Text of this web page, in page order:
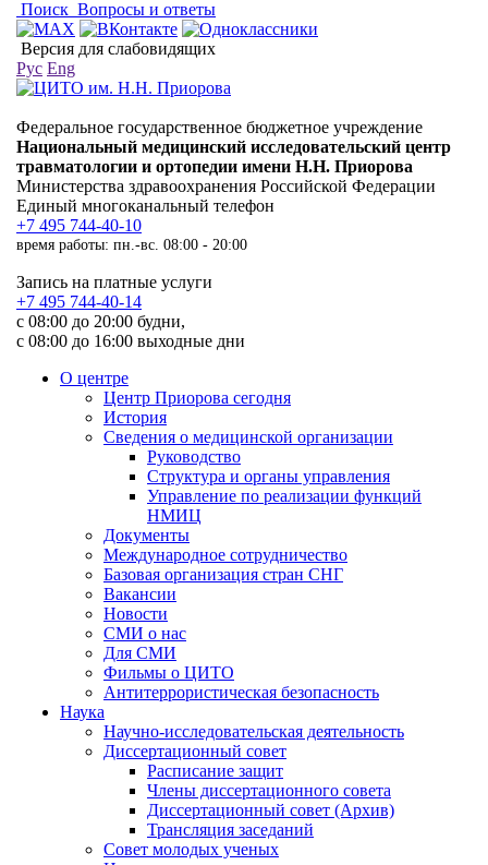
Поиск Вопросы и ответы
Версия для слабовидящих
Рус Eng
Федеральное государственное бюджетное учреждение
Национальный медицинский исследовательский центр
травматологии и ортопедии имени Н.Н. Приорова
Министерства здравоохранения Российской Федерации
Единый многоканальный телефон
+7 495 744-40-10
время работы: пн.-вс. 08:00 - 20:00
Запись на платные услуги
+7 495 744-40-14
с 08:00 до 20:00 будни,
с 08:00 до 16:00 выходные дни
О центре
Центр Приорова сегодня
История
Сведения о медицинской организации
Руководство
Структура и органы управления
Управление по реализации функций
НМИЦ
Документы
Международное сотрудничество
Базовая организация стран СНГ
Вакансии
Новости
СМИ о нас
Для СМИ
Фильмы о ЦИТО
Антитеррористическая безопасность
Наука
Научно-исследовательская деятельность
Диссертационный совет
Расписание защит
Члены диссертационного совета
Диссертационный совет (Архив)
Трансляция заседаний
Совет молодых ученых